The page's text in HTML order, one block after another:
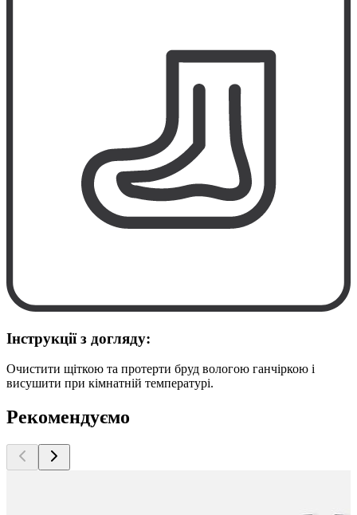
Інструкції з догляду:
Очистити щіткою та протерти бруд вологою ганчіркою і
висушити при кімнатній температурі.
Рекомендуємо